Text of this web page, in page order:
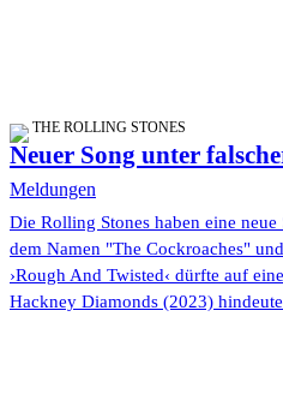
THE ROLLING STONES
Neuer Song unter
Meldungen
Die Rolling Stones haben eine
dem Namen "The Cockroaches"
›Rough And Twisted‹ dürfte auf
Hackney Diamonds (2023)